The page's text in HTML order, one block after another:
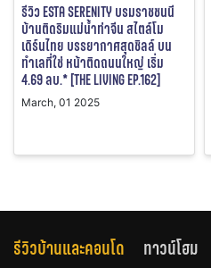
รีวิว ESTA SERENITY บรมราชชนนี
บ้านติดริมแม่น้ำท่าจีน สไตล์โม
เดิร์นไทย บรรยากาศสุดชิลล์ บน
ทำเลที่ใช่ หน้าติดถนนใหญ่ เริ่ม
4.69 ลบ.* [THE LIVING EP.162]
March, 01 2025
รีวิวบ้านและคอนโด ทาวน์โฮม